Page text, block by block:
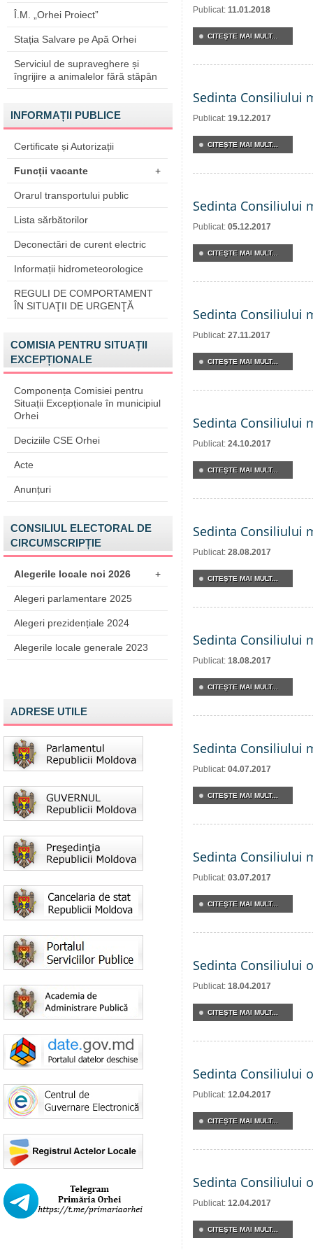
Î.M. „Orhei Proiect”
Stația Salvare pe Apă Orhei
Serviciul de supraveghere și
îngrijire a animalelor fără stăpân
INFORMAȚII PUBLICE
Certificate și Autorizații
Funcții vacante +
Orarul transportului public
Lista sărbătorilor
Deconectări de curent electric
Informații hidrometeorologice
REGULI DE COMPORTAMENT
ÎN SITUAŢII DE URGENŢĂ
COMISIA PENTRU SITUAȚII
EXCEPȚIONALE
Componența Comisiei pentru
Situații Excepționale în municipiul
Orhei
Deciziile CSE Orhei
Acte
Anunțuri
CONSILIUL ELECTORAL DE
CIRCUMSCRIPȚIE
Alegerile locale noi 2026 +
Alegeri parlamentare 2025
Alegeri prezidențiale 2024
Alegerile locale generale 2023
ADRESE UTILE
Publicat: 11.01.2018
CITEŞTE MAI MULT...
Sedinta Consiliului
Publicat: 19.12.2017
CITEŞTE MAI MULT...
Sedinta Consiliului
Publicat: 05.12.2017
CITEŞTE MAI MULT...
Sedinta Consiliului
Publicat: 27.11.2017
CITEŞTE MAI MULT...
Sedinta Consiliului
Publicat: 24.10.2017
CITEŞTE MAI MULT...
Sedinta Consiliului
Publicat: 28.08.2017
CITEŞTE MAI MULT...
Sedinta Consiliului
Publicat: 18.08.2017
CITEŞTE MAI MULT...
Sedinta Consiliului
Publicat: 04.07.2017
CITEŞTE MAI MULT...
Sedinta Consiliului
Publicat: 03.07.2017
CITEŞTE MAI MULT...
Sedinta Consiliului
Publicat: 18.04.2017
CITEŞTE MAI MULT...
Sedinta Consiliului
Publicat: 12.04.2017
CITEŞTE MAI MULT...
Sedinta Consiliului
Publicat: 12.04.2017
CITEŞTE MAI MULT...